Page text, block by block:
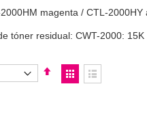
magenta / CTL-
tóner residual: CWT-2000: 15K
Fijar
Dirección
Ver
como